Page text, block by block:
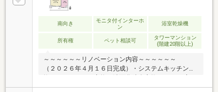
南向き
モニタ付インターホ
ン
浴室乾燥機
所有権 ペット相談可
タワーマンション
(階建20階以上)
～～～～～～リノベーション内容～～～～～～
（２０２６年４月１６日完成）・システムキッチン交
換・ユニットバス交換・洗面化粧台交換 ・トイレ交
換、等～～～～～～～～～～～～～～～～～～～～